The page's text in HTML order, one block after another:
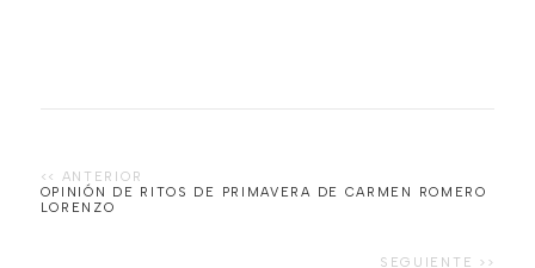
OPINIÓN DE RITOS DE PRIMAVERA DE CARMEN ROMERO
LORENZO